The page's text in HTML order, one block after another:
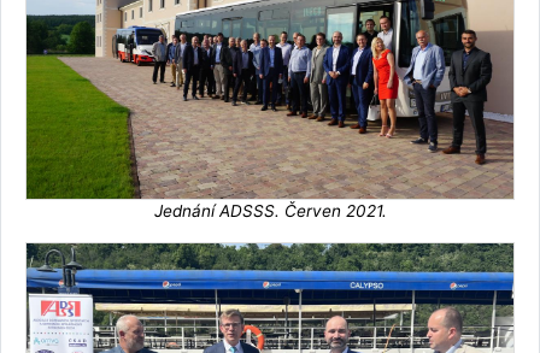
Jednání ADSSS. Červen 2021.